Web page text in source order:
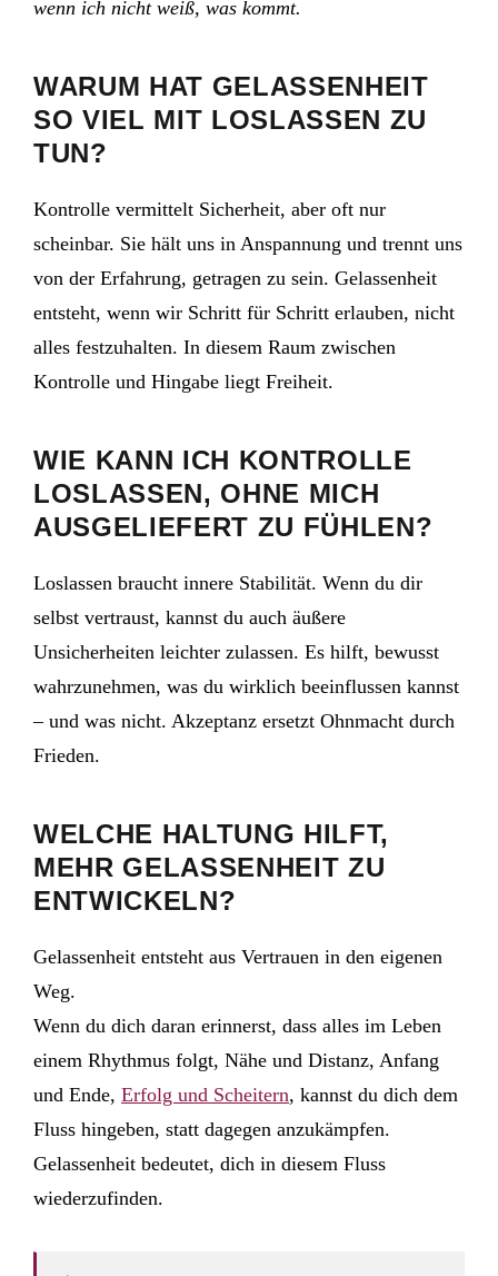
wenn ich nicht weiß, was kommt.
WARUM HAT GELASSENHEIT
SO VIEL MIT LOSLASSEN ZU
TUN?
Kontrolle vermittelt Sicherheit, aber oft nur
scheinbar. Sie hält uns in Anspannung und trennt uns
von der Erfahrung, getragen zu sein. Gelassenheit
entsteht, wenn wir Schritt für Schritt erlauben, nicht
alles festzuhalten. In diesem Raum zwischen
Kontrolle und Hingabe liegt Freiheit.
WIE KANN ICH KONTROLLE
LOSLASSEN, OHNE MICH
AUSGELIEFERT ZU FÜHLEN?
Loslassen braucht innere Stabilität. Wenn du dir
selbst vertraust, kannst du auch äußere
Unsicherheiten leichter zulassen. Es hilft, bewusst
wahrzunehmen, was du wirklich beeinflussen kannst
– und was nicht. Akzeptanz ersetzt Ohnmacht durch
Frieden.
WELCHE HALTUNG HILFT,
MEHR GELASSENHEIT ZU
ENTWICKELN?
Gelassenheit entsteht aus Vertrauen in den eigenen
Weg.
Wenn du dich daran erinnerst, dass alles im Leben
einem Rhythmus folgt, Nähe und Distanz, Anfang
und Ende, Erfolg und Scheitern, kannst du dich dem
Fluss hingeben, statt dagegen anzukämpfen.
Gelassenheit bedeutet, dich in diesem Fluss
wiederzufinden.